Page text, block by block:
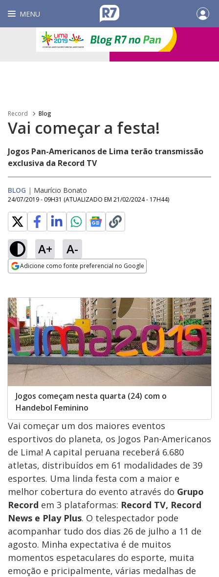
MENU
Record Blog
Vai começar a festa!
Jogos Pan-Americanos de Lima terão transmissão
exclusiva da Record TV
BLOG | Maurício Bonato
24/07/2019 - 09H31 (ATUALIZADO EM 21/02/2024 - 17H44)
A+ A-
Adicione como fonte preferencial no Google
Jogos começam nesta quarta (24) com o
Handebol Feminino
Vai começar um dos maiores eventos
esportivos do planeta, os Jogos Pan-Americanos
de Lima! A capital peruana receberá 6.680
atletas, distribuídos em 61 modalidades de 39
esportes. Uma linda festa com a maior e
melhor cobertura do evento através do Grupo
Record em 3 plataformas: Record TV, Record
News e Play Plus. O telespectador pode
acompanhar tudo dos dias 26 de julho a 11 de
agosto. Minha expectativa é de muitos
momentos espetaculares do esporte, muita
emoção e pricipalmente, várias medalhas de